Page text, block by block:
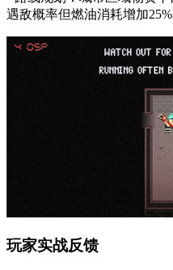
遇敌概率但燃油消耗增加25%
玩家实战反馈